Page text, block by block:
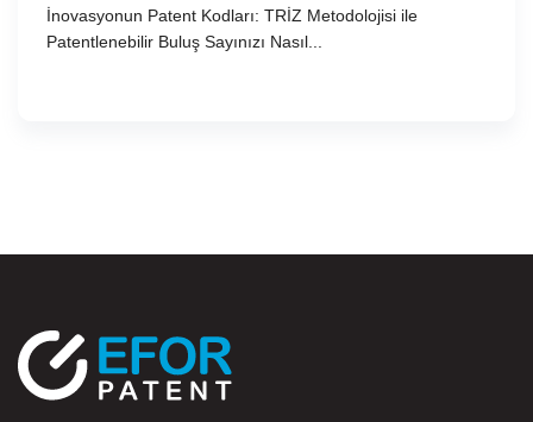
İnovasyonun Patent Kodları: TRİZ Metodolojisi ile
Patentlenebilir Buluş Sayınızı Nasıl...